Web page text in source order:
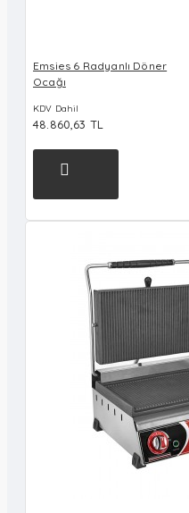
Emsies 6 Radyanlı Döner
Ocağı
KDV Dahil
48.860,63 TL